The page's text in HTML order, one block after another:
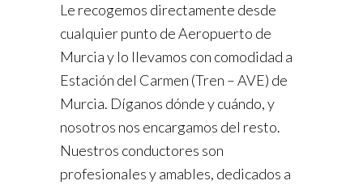
Le recogemos directamente desde
cualquier punto de Aeropuerto de
Murcia y lo llevamos con comodidad a
Estación del Carmen (Tren – AVE) de
Murcia. Díganos dónde y cuándo, y
nosotros nos encargamos del resto.
Nuestros conductores son
profesionales y amables, dedicados a